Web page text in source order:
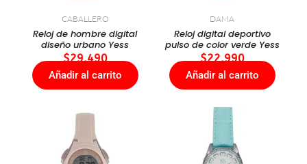
CABALLERO
Reloj de hombre digital
diseño urbano Yess
$29.490
Añadir al carrito
DAMA
Reloj digital deportivo
pulso de color verde Yess
$22.990
Añadir al carrito